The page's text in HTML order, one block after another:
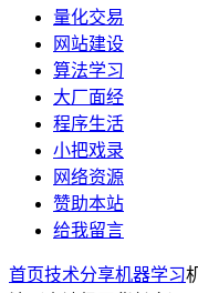
量化交易
网站建设
算法学习
大厂面经
程序生活
小把戏录
网络资源
赞助本站
给我留言
首页技术分享机器学习